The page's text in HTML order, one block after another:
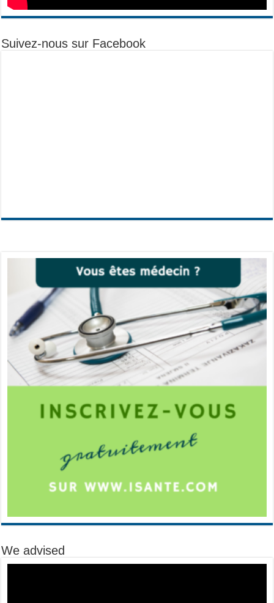
Suivez-nous sur Facebook
We advised